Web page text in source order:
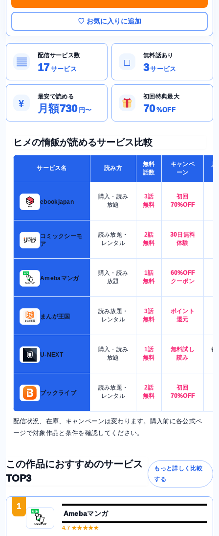
♡ お気に入りに追加
▤
配信サービス数
17サービス
□
無料話あり
3サービス
¥
最安で読める
月額730 円〜
初回特典最大
70%OFF
ヒメの惰飯が読めるサービス比較
サービス名 読み方
無料
話数
キャンペ
ーン
月
ebookjapan
購入・読み
放題
3話
無料
初回
70%OFF
コミックシーモ
ア
読み放題・
レンタル
2話
無料
30日無料
体験
Amebaマンガ
購入・読み
放題
1話
無料
60%OFF
クーポン
まんが王国
読み放題・
レンタル
3話
無料
ポイント
還元
U-NEXT
購入・読み
放題
1話
無料
無料試し
読み
都
ブックライブ
読み放題・
レンタル
2話
無料
初回
70%OFF
配信状況、在庫、キャンペーンは変わります。購入前に各公式ペ
ージで対象作品と条件を確認してください。
この作品におすすめのサービス
TOP3
もっと詳しく比較
する
1
Amebaマンガ
4.7★★★★★